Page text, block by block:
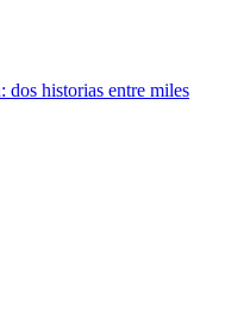
historias entre miles